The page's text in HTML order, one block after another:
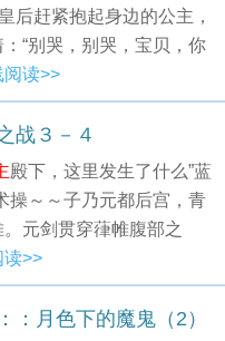
后赶紧抱起身边的公主，
“别哭，别哭，宝贝，你
阅读>>
战３－４
殿下，这里发生了什么”蓝
操～～子乃元都后宫，青
元剑贯穿葎帷腹部之
读>>
：月色下的魔鬼（2）